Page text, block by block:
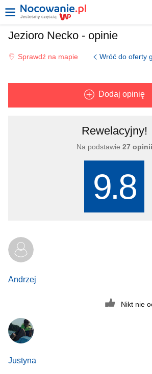
Jezioro Necko - opinie
Sprawdź na mapie Wróć do oferty
Dodaj opinię
Rewelacyjny!
Na podstawie 27 opinii
9.8
Andrzej
Nikt nie
Justyna